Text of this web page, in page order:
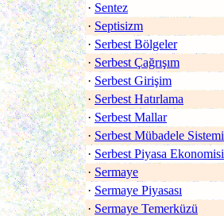
· Sentez
· Septisizm
· Serbest Bölgeler
· Serbest Çağrışım
· Serbest Girişim
· Serbest Hatırlama
· Serbest Mallar
· Serbest Mübadele Sistemi
· Serbest Piyasa Ekonomisi
· Sermaye
· Sermaye Piyasası
· Sermaye Temerküzü